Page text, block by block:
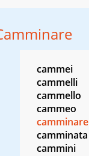
cammei
cammelli
cammello
cammeo
camminare
camminata
cammini